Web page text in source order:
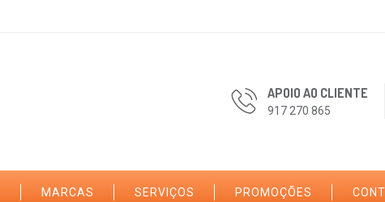
APOIO AO CLIENTE
917 270 865
MARCAS SERVIÇOS PROMOÇÕES